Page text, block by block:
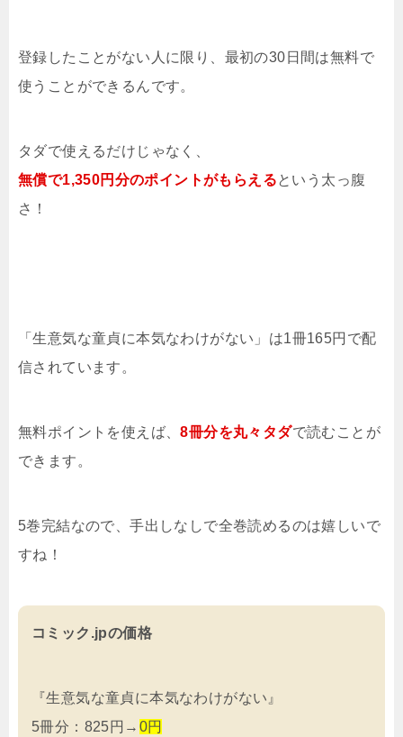
登録したことがない人に限り、最初の30日間は無料で
使うことができるんです。
タダで使えるだけじゃなく、
無償で1,350円分のポイントがもらえるという太っ腹
さ！
「生意気な童貞に本気なわけがない」は1冊165円で配
信されています。
無料ポイントを使えば、8冊分を丸々タダで読むことが
できます。
5巻完結なので、手出しなしで全巻読めるのは嬉しいで
すね！
コミック.jpの価格
『生意気な童貞に本気なわけがない』
5冊分：825円→ 0円